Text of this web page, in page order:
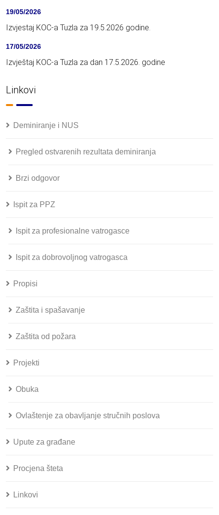
19/05/2026
Izvjestaj KOC-a Tuzla za 19.5.2026 godine.
17/05/2026
Izvještaj KOC-a Tuzla za dan 17.5.2026. godine
Linkovi
Deminiranje i NUS
Pregled ostvarenih rezultata deminiranja
Brzi odgovor
Ispit za PPZ
Ispit za profesionalne vatrogasce
Ispit za dobrovoljnog vatrogasca
Propisi
Zaštita i spašavanje
Zaštita od požara
Projekti
Obuka
Ovlaštenje za obavljanje stručnih poslova
Upute za građane
Procjena šteta
Linkovi